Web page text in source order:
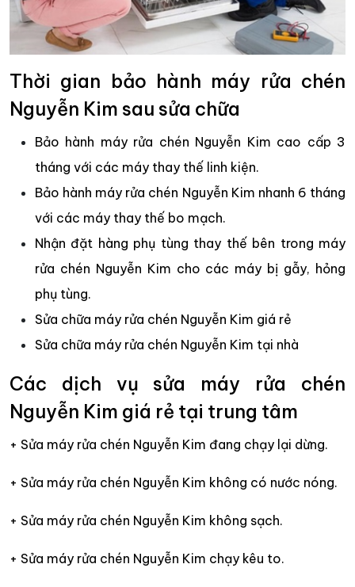
Thời gian bảo hành máy rửa chén
Nguyễn Kim sau sửa chữa
Bảo hành máy rửa chén Nguyễn Kim cao cấp 3
tháng với các máy thay thế linh kiện.
Bảo hành máy rửa chén Nguyễn Kim nhanh 6 tháng
với các máy thay thế bo mạch.
Nhận đặt hàng phụ tùng thay thế bên trong máy
rửa chén Nguyễn Kim cho các máy bị gẫy, hỏng
phụ tùng.
Sửa chữa máy rửa chén Nguyễn Kim giá rẻ
Sửa chữa máy rửa chén Nguyễn Kim tại nhà
Các dịch vụ sửa máy rửa chén
Nguyễn Kim giá rẻ tại trung tâm
+ Sửa máy rửa chén Nguyễn Kim đang chạy lại dừng.
+ Sửa máy rửa chén Nguyễn Kim không có nước nóng.
+ Sửa máy rửa chén Nguyễn Kim không sạch.
+ Sửa máy rửa chén Nguyễn Kim chạy kêu to.